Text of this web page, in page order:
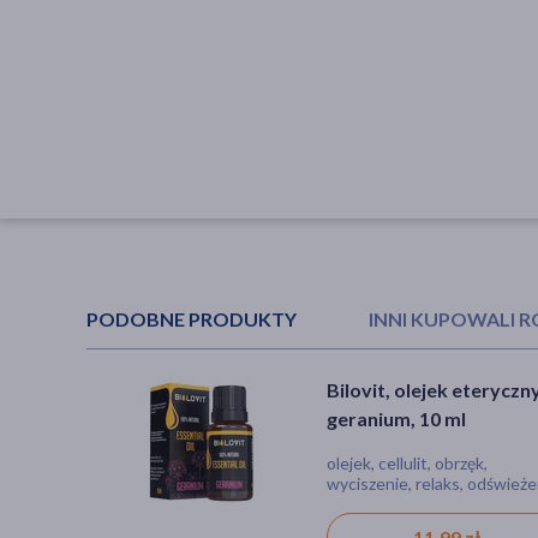
PODOBNE PRODUKTY INNI KUPOWALI
Bilovit, olejek
geranium, 10 ml
olejek, cellulit, obrzęk,
wyciszenie, relaks,
Vera Nord,
do snu, olejek eteryczny,
olejek, stres, bez barwników,
produkt naturalny